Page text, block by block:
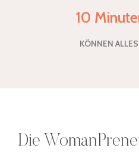
10
KÖNNEN
Die